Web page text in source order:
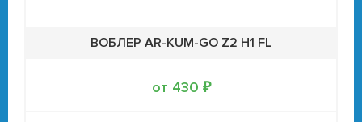
ВОБЛЕР AR-KUM-GO Z2 H1 FL
от 430 ₽